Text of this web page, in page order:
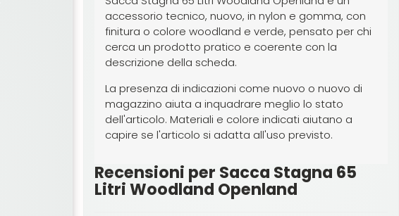
accessorio tecnico, nuovo, in nylon e gomma, con
finitura o colore woodland e verde, pensato per chi
cerca un prodotto pratico e coerente con la
descrizione della scheda.
La presenza di indicazioni come nuovo o nuovo di
magazzino aiuta a inquadrare meglio lo stato
dell'articolo. Materiali e colore indicati aiutano a
capire se l'articolo si adatta all'uso previsto.
Recensioni per Sacca Stagna 65
Litri Woodland Openland